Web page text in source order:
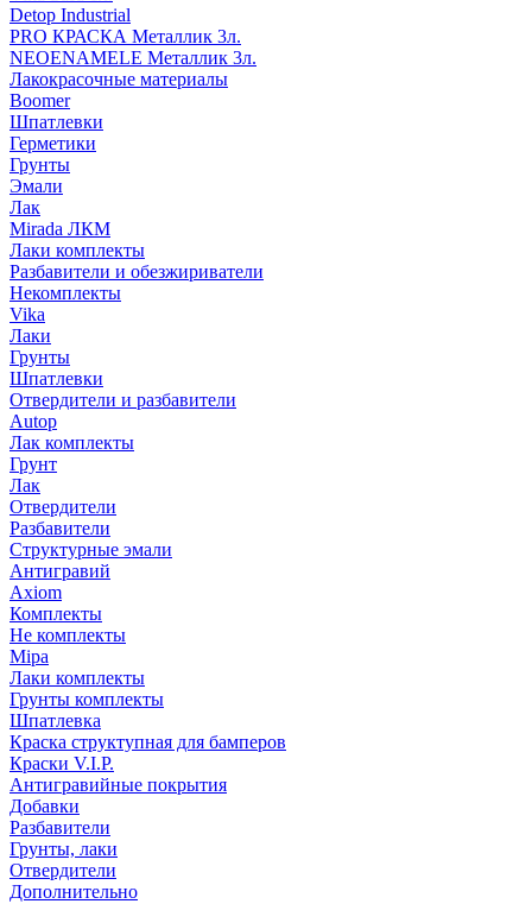
Detop Industrial
PRO КРАСКА Металлик 3л.
NEOENAMELE Металлик 3л.
Лакокрасочные материалы
Boomer
Шпатлевки
Герметики
Грунты
Эмали
Лак
Mirada ЛКМ
Лаки комплекты
Разбавители и обезжириватели
Некомплекты
Vika
Лаки
Грунты
Шпатлевки
Отвердители и разбавители
Autop
Лак комплекты
Грунт
Лак
Отвердители
Разбавители
Структурные эмали
Антигравий
Axiom
Комплекты
Не комплекты
Mipa
Лаки комплекты
Грунты комплекты
Шпатлевка
Краска структупная для бамперов
Краски V.I.P.
Антигравийные покрытия
Добавки
Разбавители
Грунты, лаки
Отвердители
Дополнительно